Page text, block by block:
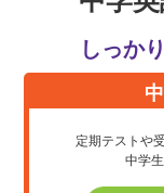
しっか
定期テストや
中学